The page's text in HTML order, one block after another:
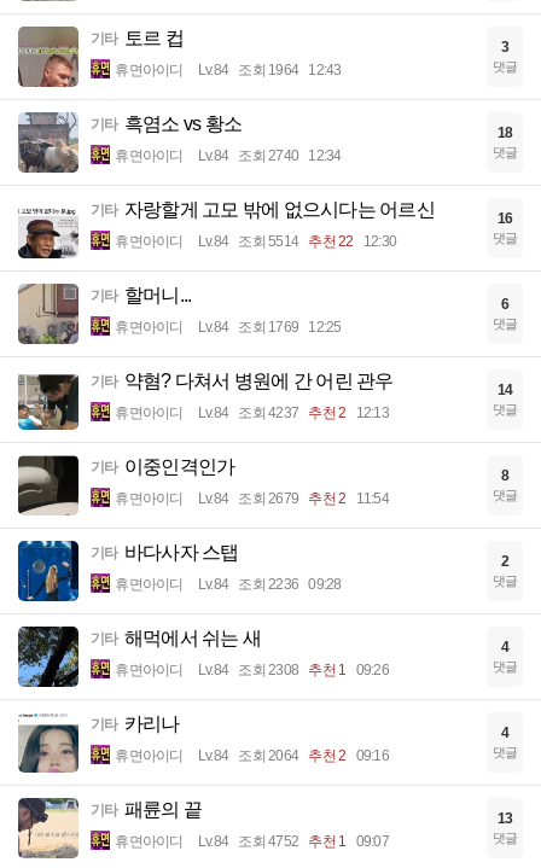
기타 토르 컵
휴면아이디 Lv.84 조회 1964 12:43
3
댓글
기타 흑염소 vs 황소
휴면아이디 Lv.84 조회 2740 12:34
18
댓글
기타 자랑할게 고모 밖에 없으시다는 어르신
휴면아이디 Lv.84 조회 5514 추천 22 12:30
16
댓글
기타 할머니...
휴면아이디 Lv.84 조회 1769 12:25
6
댓글
기타 약혐? 다쳐서 병원에 간 어린 관우
휴면아이디 Lv.84 조회 4237 추천 2 12:13
14
댓글
기타 이중인격인가
휴면아이디 Lv.84 조회 2679 추천 2 11:54
8
댓글
기타 바다사자 스탭
휴면아이디 Lv.84 조회 2236 09:28
2
댓글
기타 해먹에서 쉬는 새
휴면아이디 Lv.84 조회 2308 추천 1 09:26
4
댓글
기타 카리나
휴면아이디 Lv.84 조회 2064 추천 2 09:16
4
댓글
기타 패륜의 끝
휴면아이디 Lv.84 조회 4752 추천 1 09:07
13
댓글